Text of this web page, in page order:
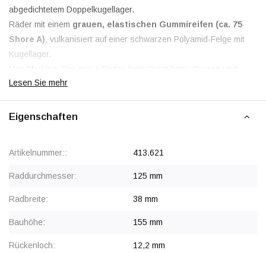
abgedichtetem Doppelkugellager.
Räder mit einem grauen, elastischen Gummireifen (ca. 75
Shore A), vulkanisiert auf einer schwarzen Polyamid-Felge mit
Kugellager.
weist einensehr geringen Rollwiderstand
Rabatt ab 50 Stück
, siehe Staffelpreise oder kontaktieren Sie
Lesen Sie mehr
Eigenschaften
Artikelnummer:: 413.621
Raddurchmesser: 125 mm
Radbreite: 38 mm
Bauhöhe: 155 mm
Rückenloch: 12,2 mm